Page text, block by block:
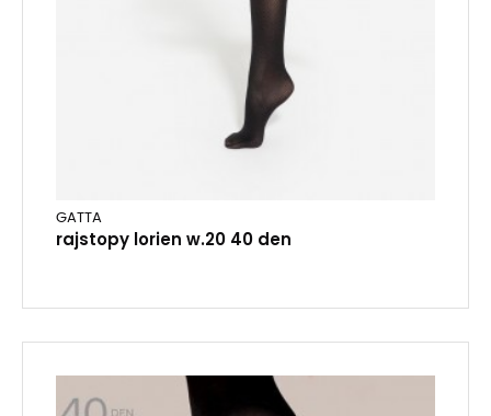
GATTA
rajstopy lorien w.20 40 den